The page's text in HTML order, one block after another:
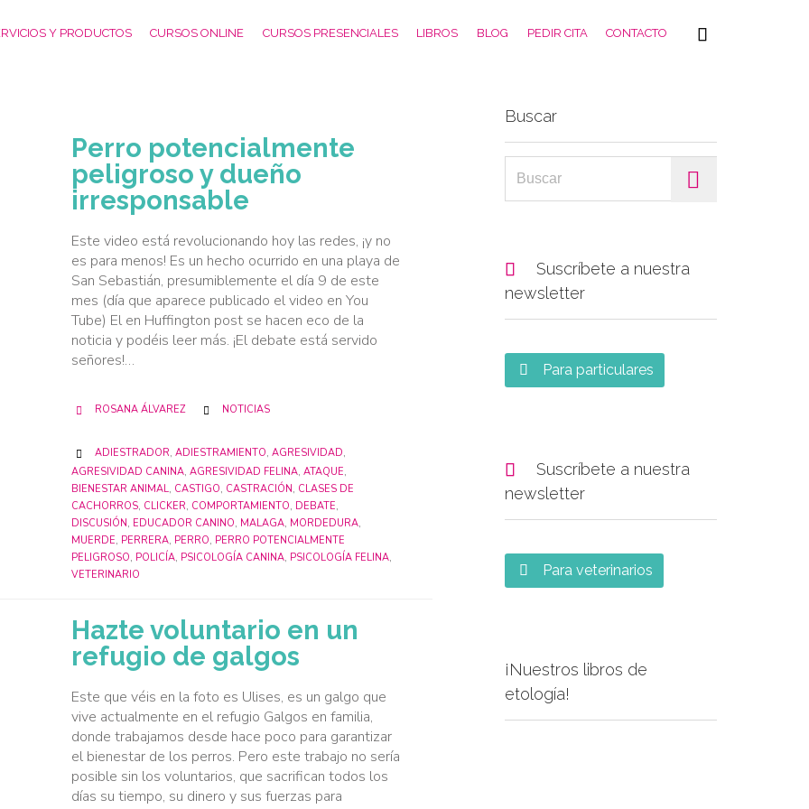
Skip
Y PRODUCTOS CURSOS ONLINE CURSOS PRESENCIALES LIBROS BLOG PEDIR CITA CONTACTO 
Perro potencialmente
peligroso y dueño
irresponsable
Este video está revolucionando hoy las redes, ¡y no
es para menos! Es un hecho ocurrido en una playa de
San Sebastián, presumiblemente el día 9 de este
mes (día que aparece publicado el video en You
Tube) El en Huffington post se hacen eco de la
noticia y podéis leer más. ¡El debate está servido
señores!…
 ROSANA ÁLVAREZ  CATEGORY
NOTICIAS
 CATEGORY
ADIESTRADOR, ADIESTRAMIENTO, AGRESIVIDAD,
AGRESIVIDAD CANINA, AGRESIVIDAD FELINA, ATAQUE,
BIENESTAR ANIMAL, CASTIGO, CASTRACIÓN, CLASES DE
CACHORROS, CLICKER, COMPORTAMIENTO, DEBATE,
DISCUSIÓN, EDUCADOR CANINO, MALAGA, MORDEDURA,
MUERDE, PERRERA, PERRO, PERRO POTENCIALMENTE
PELIGROSO, POLICÍA, PSICOLOGÍA CANINA, PSICOLOGÍA FELINA,
VETERINARIO
Hazte voluntario en un
refugio de galgos
Este que véis en la foto es Ulises, es un galgo que
vive actualmente en el refugio Galgos en familia,
donde trabajamos desde hace poco para garantizar
el bienestar de los perros. Pero este trabajo no sería
posible sin los voluntarios, que sacrifican todos los
días su tiempo, su dinero y sus fuerzas para
Buscar

Suscríbete a nuestra
newsletter
 Para particulares

Suscríbete a nuestra
newsletter
 Para veterinarios
¡Nuestros libros de
etología!